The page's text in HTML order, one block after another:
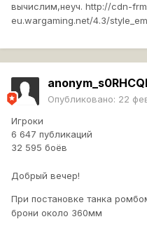
вычислим,неуч. http://cdn-
eu.wargaming.net/4.3/
Опубликовано: 22
Игроки
6 647 публикаций
32 595 боёв
Добрый вечер!
При постановке танка
брони около 360мм